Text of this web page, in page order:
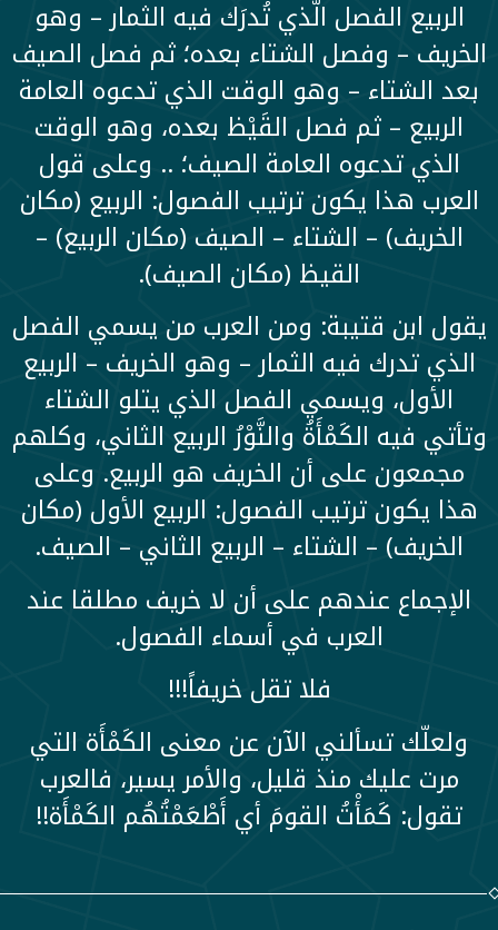
الربيع الفصل الَّذي تُدرَك فيه الثمار – وهو
الخريف – وفصل الشتاء بعده؛ ثم فصل الصيف
بعد الشتاء – وهو الوقت الذي تدعوه العامة
الربيع – ثم فصل القَيْظ بعده، وهو الوقت
الذي تدعوه العامة الصيف؛ .. وعلى قول
العرب هذا يكون ترتيب الفصول: الربيع (مكان
الخريف) – الشتاء – الصيف (مكان الربيع) –
القيظ (مكان الصيف).
يقول ابن قتيبة: ومن العرب من يسمي الفصل
الذي تدرك فيه الثمار – وهو الخريف – الربيع
الأول، ويسمي الفصل الذي يتلو الشتاء
وتأتي فيه الكَمْأَةُ والنَّوْرُ الربيع الثاني، وكلهم
مجمعون على أن الخريف هو الربيع. وعلى
هذا يكون ترتيب الفصول: الربيع الأول (مكان
الخريف) – الشتاء – الربيع الثاني – الصيف.
الإجماع عندهم على أن لا خريف مطلقا عند
العرب في أسماء الفصول.
فلا تقل خريفاً!!!
ولعلّك تسألني الآن عن معنى الكَمْأَة التي
مرت عليك منذ قليل، والأمر يسير، فالعرب
تقول: كَمَأْتُ القومَ أي أَطْعَمْتُهُم الكَمْأَة!!